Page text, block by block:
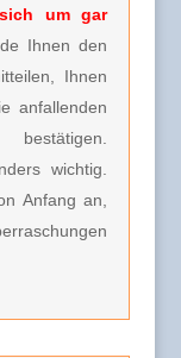
um gar
Ihnen den
Ihnen
anfallenden
wichtig.
Anfang an,